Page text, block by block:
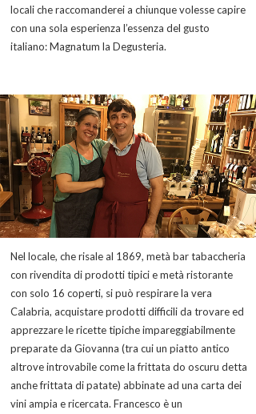
locali che raccomanderei a chiunque volesse capire
con una sola esperienza l’essenza del gusto
italiano: Magnatum la Degusteria.
Nel locale, che risale al 1869, metà bar tabaccheria
con rivendita di prodotti tipici e metà ristorante
con solo 16 coperti, si può respirare la vera
Calabria, acquistare prodotti difficili da trovare ed
apprezzare le ricette tipiche impareggiabilmente
preparate da Giovanna (tra cui un piatto antico
altrove introvabile come la frittata do oscuru detta
anche frittata di patate) abbinate ad una carta dei
vini ampia e ricercata. Francesco è un